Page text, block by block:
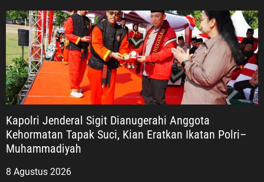
Kapolri Jenderal Sigit Dianugerahi Anggota
Kehormatan Tapak Suci, Kian Eratkan Ikatan Polri–
Muhammadiyah
8 Agustus 2026